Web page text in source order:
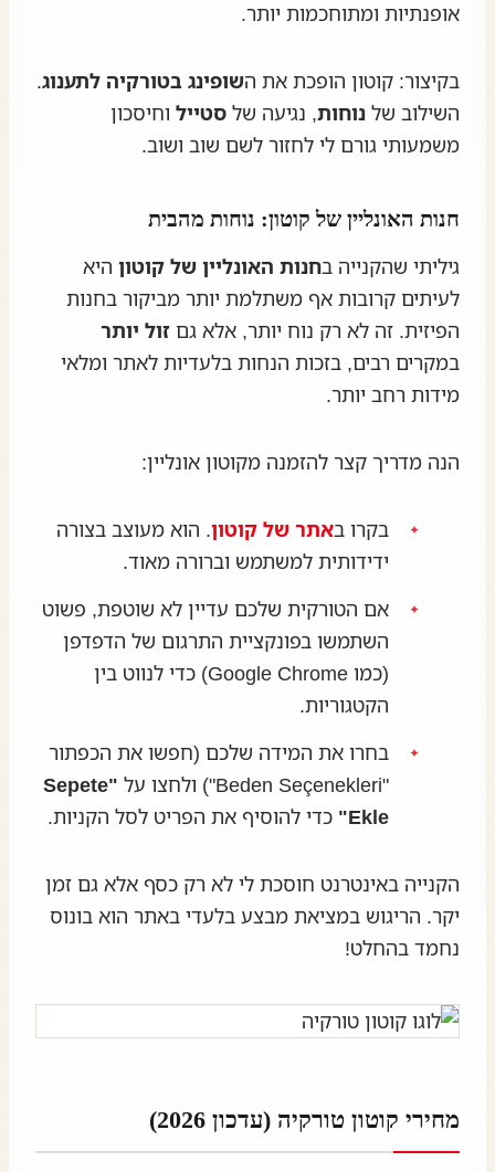
אופנתיות ומתוחכמות יותר.
בקיצור: קוטון הופכת את השופינג בטורקיה לתענוג.
השילוב של נוחות, נגיעה של סטייל וחיסכון
משמעותי גורם לי לחזור לשם שוב ושוב.
חנות האונליין של קוטון: נוחות מהבית
גיליתי שהקנייה בחנות האונליין של קוטון היא
לעיתים קרובות אף משתלמת יותר מביקור בחנות
הפיזית. זה לא רק נוח יותר, אלא גם זול יותר
במקרים רבים, בזכות הנחות בלעדיות לאתר ומלאי
מידות רחב יותר.
הנה מדריך קצר להזמנה מקוטון אונליין:
בקרו באתר של קוטון. הוא מעוצב בצורה
ידידותית למשתמש וברורה מאוד.
אם הטורקית שלכם עדיין לא שוטפת, פשוט
השתמשו בפונקציית התרגום של הדפדפן
(כמו Google Chrome) כדי לנווט בין
הקטגוריות.
בחרו את המידה שלכם (חפשו את הכפתור
"Beden Seçenekleri") ולחצו על
"Sepete
Ekle"
כדי להוסיף את הפריט לסל הקניות.
הקנייה באינטרנט חוסכת לי לא רק כסף אלא גם זמן
יקר. הריגוש במציאת מבצע בלעדי באתר הוא בונוס
נחמד בהחלט!
מחירי קוטון טורקיה (עדכון 2026)